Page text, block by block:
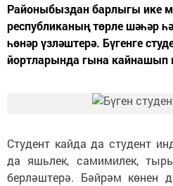
Районыбыздан барлыгы ике
республиканың төрле шәһәр
һөнәр үзләштерә. Бүгенге
йортларында гына
Студент кайда да студент
да яшьлек, самимилек,
берләштерә. Бәйрәм көнен